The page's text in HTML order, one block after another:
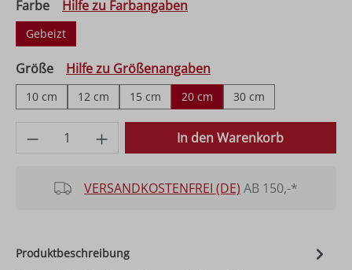
Farbeauswählen
Hilfe zu Farbangaben
Gebeizt
Größeauswählen
Hilfe zu Größenangaben
10 cm 12 cm 15 cm 20 cm 30 cm
Produkt Anzahl: Gib den gewünschten
In den Warenkorb
VERSANDKOSTENFREI (DE) AB 150,-*
Produktbeschreibung